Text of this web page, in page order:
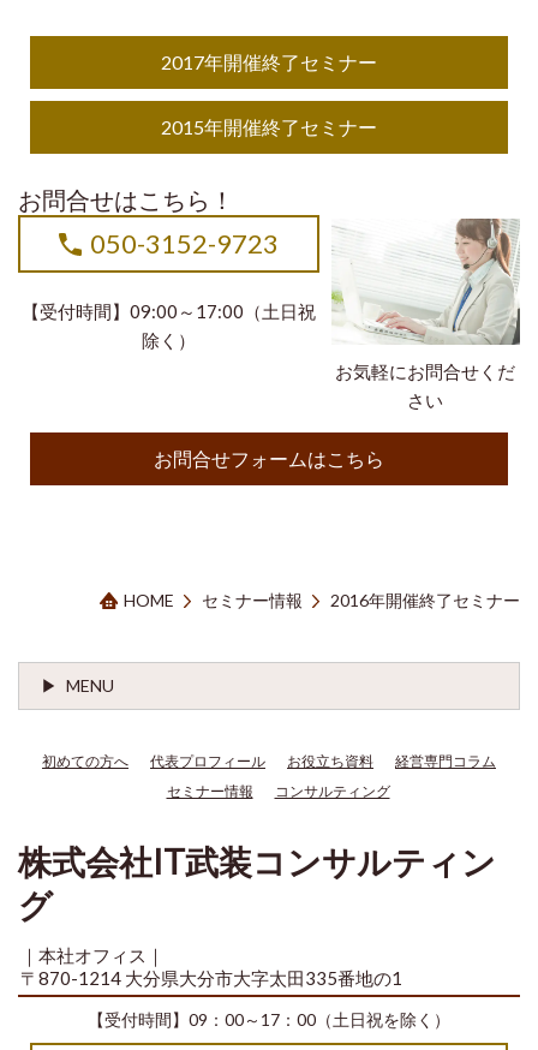
2017年開催終了セミナー
2015年開催終了セミナー
お問合せはこちら！
お気軽にお問合せくだ
さい
050-3152-9723
【受付時間】09:00～17:00（土日祝
除く）
お問合せフォームはこちら
HOME セミナー情報 2016年開催終了セミナー
MENU
初めての方へ 代表プロフィール お役立ち資料
経営専門コラム
セミナー情報
コンサルティング
株式会社IT武装コンサルティン
グ
｜本社オフィス｜
〒870-1214 大分県大分市大字太田335番地の1
【受付時間】09：00～17：00（土日祝を除く）